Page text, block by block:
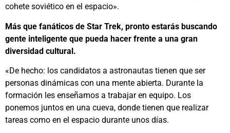
cohete soviético en el espacio».
Más que fanáticos de Star Trek, pronto estarás buscando
gente inteligente que pueda hacer frente a una gran
diversidad cultural.
«De hecho: los candidatos a astronautas tienen que ser
personas dinámicas con una mente abierta. Durante la
formación les enseñamos a trabajar en equipo. Los
ponemos juntos en una cueva, donde tienen que realizar
tareas como en el espacio durante unos días.